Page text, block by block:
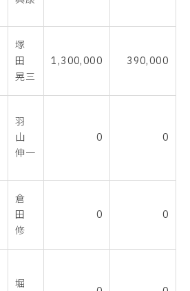
塚
田
晃三
1,300,000 390,000
羽
山
伸一
0 0
倉
田
修
0 0
堀